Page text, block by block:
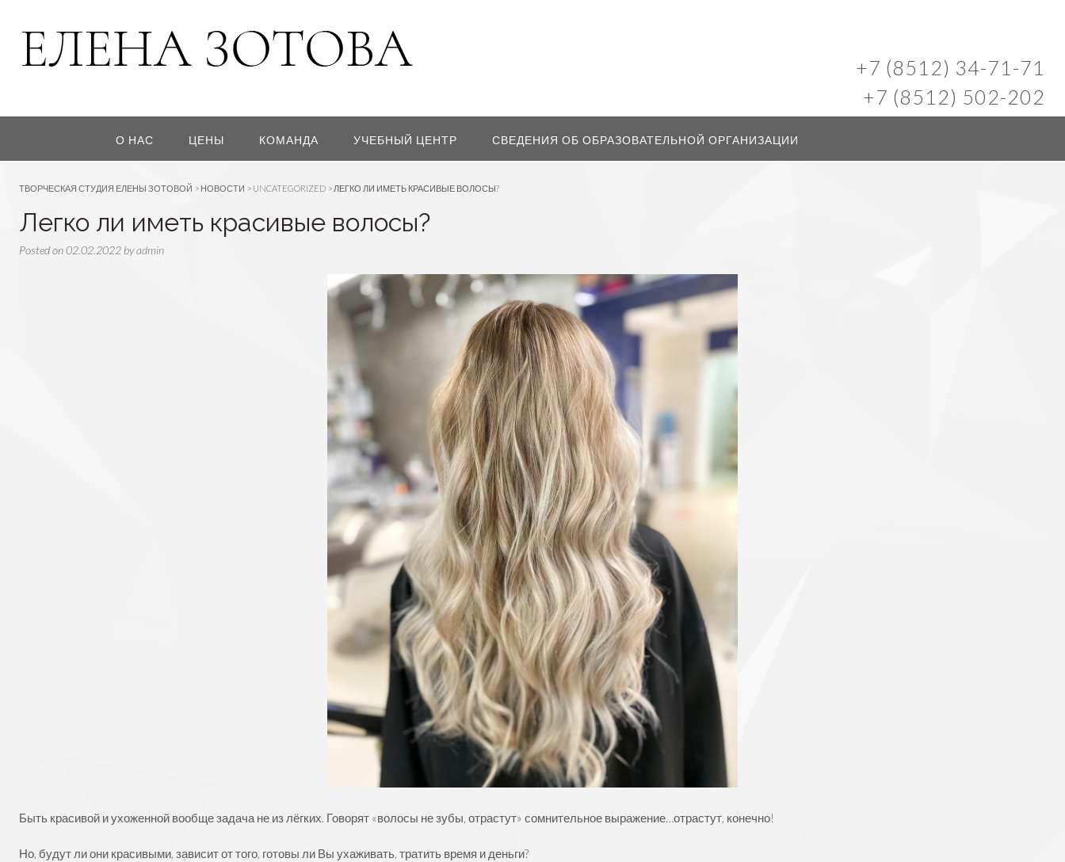
+7 (8512) 34-71-71
+7 (8512) 502-202
О НАС ЦЕНЫ КОМАНДА УЧЕБНЫЙ ЦЕНТР СВЕДЕНИЯ ОБ ОБРАЗОВАТЕЛЬНОЙ ОРГАНИЗАЦИИ
ТВОРЧЕСКАЯ СТУДИЯ ЕЛЕНЫ ЗОТОВОЙ > НОВОСТИ > UNCATEGORIZED > ЛЕГКО ЛИ ИМЕТЬ КРАСИВЫЕ ВОЛОСЫ?
Легко ли иметь красивые волосы?
Posted on02.02.2022 byadmin
Быть красивой и ухоженной вообще задача не из лёгких. Говорят «волосы не зубы, отрастут» сомнительное выражение…отрастут, конечно!
Но, будут ли они красивыми, зависит от того, готовы ли Вы ухаживать, тратить время и деньги?